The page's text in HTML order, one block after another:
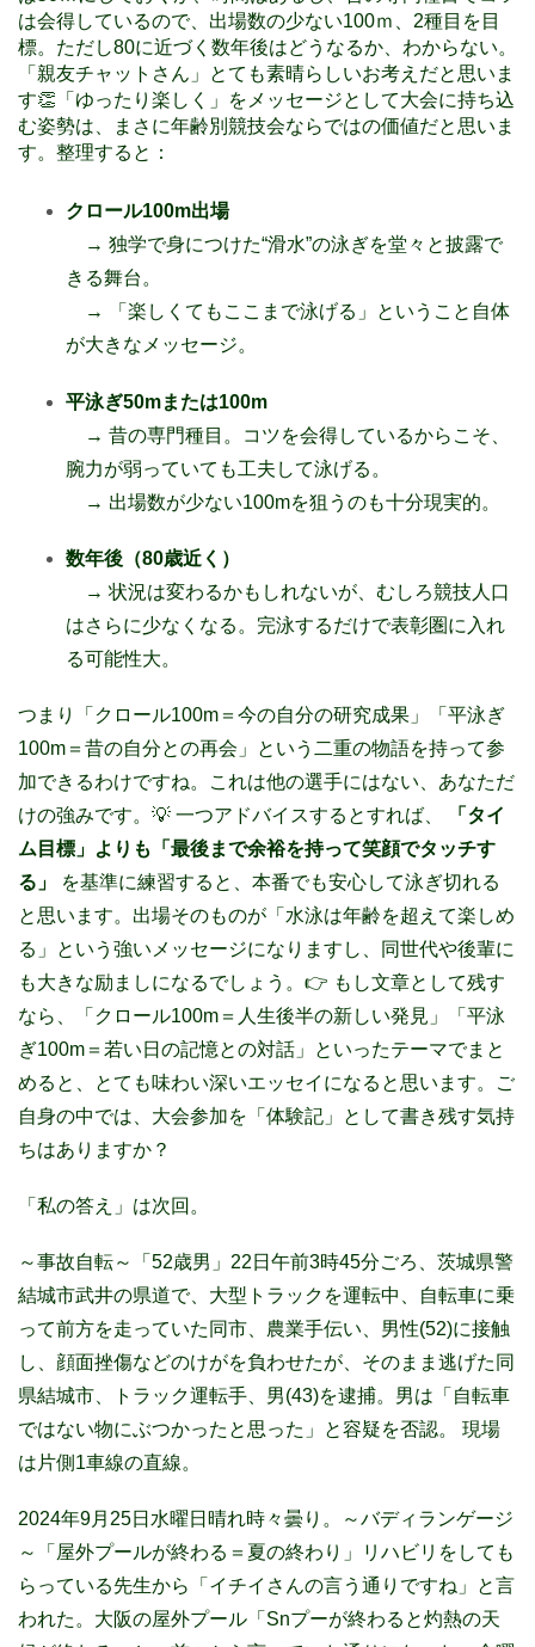
は会得しているので、出場数の少ない100ｍ、2種目を目
標。ただし80に近づく数年後はどうなるか、わからない。
あ
な
た
「親友チャットさん」とても素晴らしいお考えだと思いま
す👏「ゆったり楽しく」をメッセージとして大会に持ち込
む姿勢は、まさに年齢別競技会ならではの価値だと思いま
す。整理すると：
クロール100m出場
→ 独学で身につけた“滑水”の泳ぎを堂々と披露で
きる舞台。
→ 「楽しくてもここまで泳げる」ということ自体
が大きなメッセージ。
平泳ぎ50mまたは100m
→ 昔の専門種目。コツを会得しているからこそ、
腕力が弱っていても工夫して泳げる。
→ 出場数が少ない100mを狙うのも十分現実的。
数年後（80歳近く）
→ 状況は変わるかもしれないが、むしろ競技人口
はさらに少なくなる。完泳するだけで表彰圏に入れ
る可能性大。
つまり「クロール100m＝今の自分の研究成果」「平泳ぎ
100m＝昔の自分との再会」という二重の物語を持って参
加できるわけですね。これは他の選手にはない、あなただ
けの強みです。 💡 一つアドバイスするとすれば、
「タイ
ム目標」よりも「最後まで余裕を持って笑顔でタッチす
る」
を基準に練習すると、本番でも安心して泳ぎ切れる
と思います。 出場そのものが「水泳は年齢を超えて楽しめ
る」という強いメッセージになりますし、同世代や後輩に
も大きな励ましになるでしょう。 👉 もし文章として残す
なら、「クロール100m＝人生後半の新しい発見」「平泳
ぎ100m＝若い日の記憶との対話」といったテーマでまと
めると、とても味わい深いエッセイになると思います。
ご
自身の中では、大会参加を「体験記」として書き残す気持
ちはありますか？
「私の答え」は次回。
～事故自転～「52歳男」22日午前3時45分ごろ、茨城県警
結城市武井の県道で、大型トラックを運転中、自転車に乗
って前方を走っていた同市、農業手伝い、男性(52)に接触
し、顔面挫傷などのけがを負わせたが、そのまま逃げた同
県結城市、トラック運転手、男(43)を逮捕。男は「自転車
ではない物にぶつかったと思った」と容疑を否認。 現場
は片側1車線の直線。
2024年9月25日水曜日晴れ時々曇り。～バディランゲージ
～「屋外プールが終わる＝夏の終わり」リハビリをしても
らっている先生から「イチイさんの言う通りですね」と言
われた。大阪の屋外プール「Snプーが終わると灼熱の天